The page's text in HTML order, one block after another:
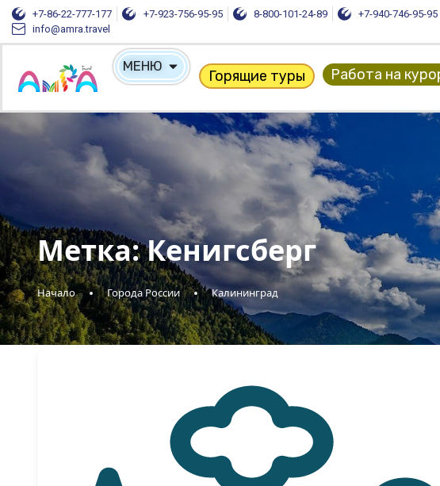
+7-86-22-777-177 +7-923-756-95-95 8-800-101-24-89
+7-940-746-95-95
info@amra.travel
МЕНЮ
Горящие туры Работа на
Метка:Кенигсберг
Начало Города России Калининград